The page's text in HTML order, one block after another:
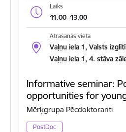
Laiks
11.00–13.00
Atrašanās vieta
Vaļņu iela 1, Valsts
Vaļņu iela 1, 4. stāva
Informative seminar:
opportunities for
Mērķgrupa Pēcdoktoranti
PostDoc